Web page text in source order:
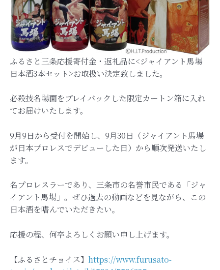
ふるさと三条応援寄付金・返礼品に<ジャイアント馬場
日本酒3本セット>お取扱い決定致しました。
必殺技名場面をプレイバックした限定カートン箱に入れ
てお届けいたします。
9月9日から受付を開始し、9月30日（ジャイアント馬場
が日本プロレスでデビューした日）から順次発送いたし
ます。
名プロレスラーであり、三条市の名誉市民である「ジャ
イアント馬場」。ぜひ過去の動画などを見ながら、この
日本酒を嗜んでいただきたい。
応援の程、何卒よろしくお願い申し上げます。
【ふるさとチョイス】 https://www.furusato-